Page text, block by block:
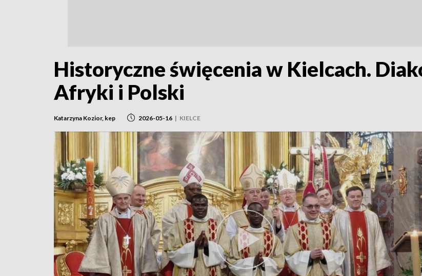
Historyczne święcenia w Kielcach.
Afryki i Polski
Katarzyna Kozior, kep 2026-05-16 | KIELCE